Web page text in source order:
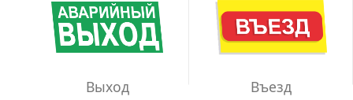
Выход Въезд